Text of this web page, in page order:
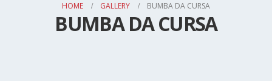
HOME GALLERY BUMBA DA CURSA
BUMBA DA CURSA